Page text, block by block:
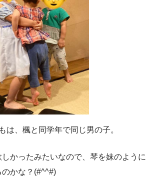
は、楓と同学年で同じ男の子。
かったみたいなので、琴を妹のように
かな？(#^^#)